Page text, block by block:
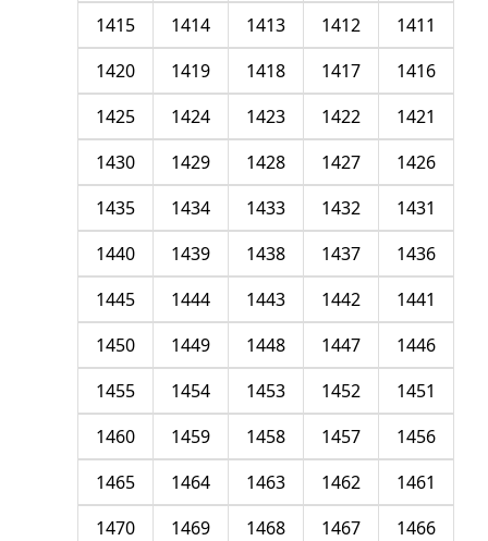
1411
1412
1413
1414
1415
1416
1417
1418
1419
1420
1421
1422
1423
1424
1425
1426
1427
1428
1429
1430
1431
1432
1433
1434
1435
1436
1437
1438
1439
1440
1441
1442
1443
1444
1445
1446
1447
1448
1449
1450
1451
1452
1453
1454
1455
1456
1457
1458
1459
1460
1461
1462
1463
1464
1465
1466
1467
1468
1469
1470